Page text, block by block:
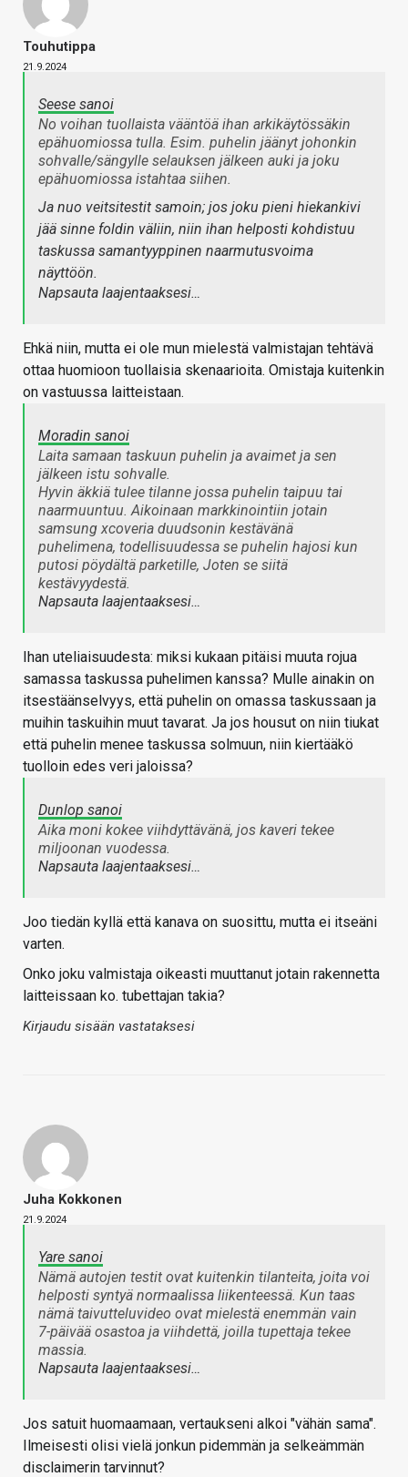
Touhutippa
21.9.2024
Seese sanoi
No voihan tuollaista vääntöä ihan arkikäytössäkin
epähuomiossa tulla. Esim. puhelin jäänyt johonkin
sohvalle/sängylle selauksen jälkeen auki ja joku
epähuomiossa istahtaa siihen.
Ja nuo veitsitestit samoin; jos joku pieni hiekankivi
jää sinne foldin väliin, niin ihan helposti kohdistuu
taskussa samantyyppinen naarmutusvoima
näyttöön.
Napsauta laajentaaksesi…
Ehkä niin, mutta ei ole mun mielestä valmistajan tehtävä
ottaa huomioon tuollaisia skenaarioita. Omistaja kuitenkin
on vastuussa laitteistaan.
Moradin sanoi
Laita samaan taskuun puhelin ja avaimet ja sen
jälkeen istu sohvalle.
Hyvin äkkiä tulee tilanne jossa puhelin taipuu tai
naarmuuntuu. Aikoinaan markkinointiin jotain
samsung xcoveria duudsonin kestävänä
puhelimena, todellisuudessa se puhelin hajosi kun
putosi pöydältä parketille, Joten se siitä
kestävyydestä.
Napsauta laajentaaksesi…
Ihan uteliaisuudesta: miksi kukaan pitäisi muuta rojua
samassa taskussa puhelimen kanssa? Mulle ainakin on
itsestäänselvyys, että puhelin on omassa taskussaan ja
muihin taskuihin muut tavarat. Ja jos housut on niin tiukat
että puhelin menee taskussa solmuun, niin kiertääkö
tuolloin edes veri jaloissa?
Dunlop sanoi
Aika moni kokee viihdyttävänä, jos kaveri tekee
miljoonan vuodessa.
Napsauta laajentaaksesi…
Joo tiedän kyllä että kanava on suosittu, mutta ei itseäni
varten.
Onko joku valmistaja oikeasti muuttanut jotain rakennetta
laitteissaan ko. tubettajan takia?
Kirjaudu sisään vastataksesi
Juha Kokkonen
21.9.2024
Yare sanoi
Nämä autojen testit ovat kuitenkin tilanteita, joita voi
helposti syntyä normaalissa liikenteessä. Kun taas
nämä taivutteluvideo ovat mielestä enemmän vain
7-päivää osastoa ja viihdettä, joilla tupettaja tekee
massia.
Napsauta laajentaaksesi…
Jos satuit huomaamaan, vertaukseni alkoi "vähän sama".
Ilmeisesti olisi vielä jonkun pidemmän ja selkeämmän
disclaimerin tarvinnut?